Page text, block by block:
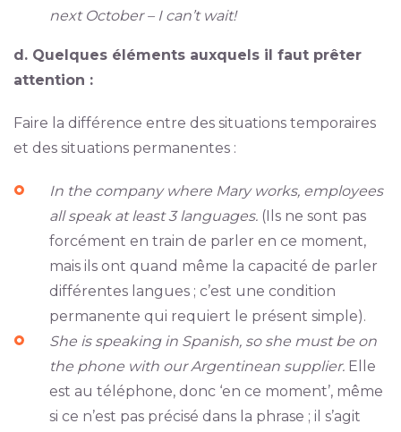
next October – I can’t wait!
d. Quelques éléments auxquels il faut prêter
attention :
Faire la différence entre des situations temporaires
et des situations permanentes :
In the company where Mary works, employees
all speak at least 3 languages.(Ils ne sont pas
forcément en train de parler en ce moment,
mais ils ont quand même la capacité de parler
différentes langues ; c’est une condition
permanente qui requiert le présent simple).
She is speaking in Spanish, so she must be on
the phone with our Argentinean supplier.Elle
est au téléphone, donc ‘en ce moment’, même
si ce n’est pas précisé dans la phrase ; il s’agit